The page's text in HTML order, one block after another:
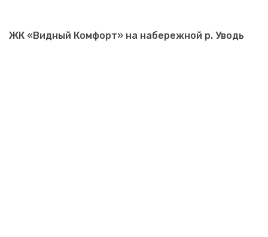
ЖК «Видный Комфорт» на набережной р. Уводь